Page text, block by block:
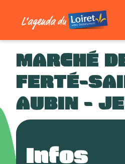
MARCHÉ
FERTÉ-
AUBIN -
Infos